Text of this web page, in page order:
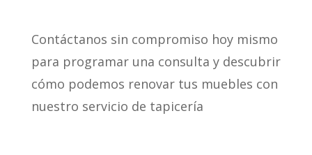
Contáctanos sin compromiso hoy mismo
para programar una consulta y descubrir
cómo podemos renovar tus muebles con
nuestro servicio de tapicería